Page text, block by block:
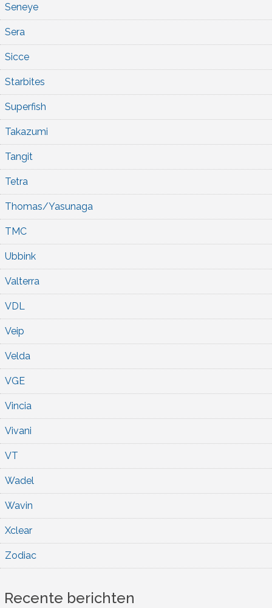
Seneye
Sera
Sicce
Starbites
Superfish
Takazumi
Tangit
Tetra
Thomas/Yasunaga
TMC
Ubbink
Valterra
VDL
Veip
Velda
VGE
Vincia
Vivani
VT
Wadel
Wavin
Xclear
Zodiac
Recente berichten